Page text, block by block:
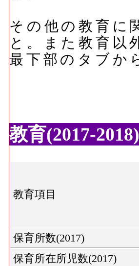
その他の教育に
と。また教育以
最下部のタブか
教育(2017-2018)
教育項目
保育所数(2017)
保育所在所児数(2017)